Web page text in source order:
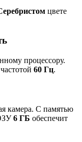
цвете
процессору.
60 Гц.
камера. С памятью
6 ГБ обеспечит